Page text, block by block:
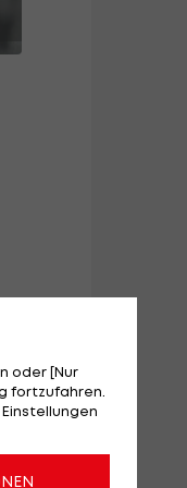
oder [Nur
fortzufahren.